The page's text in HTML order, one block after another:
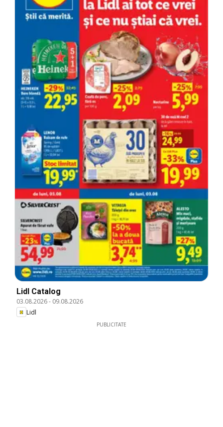
Lidl Catalog
03.08.2026- 09.08.2026
Lidl
PUBLICITATE